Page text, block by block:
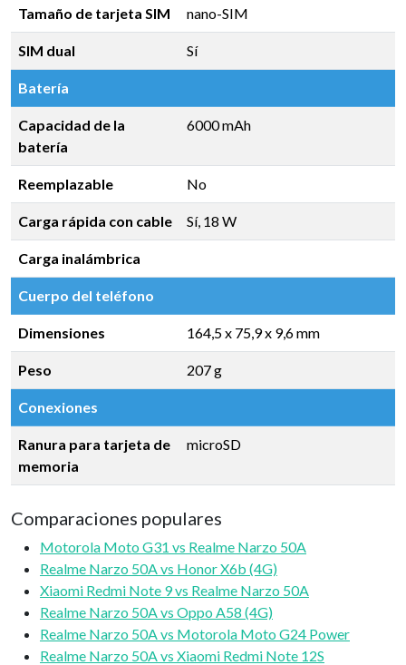
Tamaño de tarjeta SIM nano-SIM
SIM dual Sí
Batería
Capacidad de la
batería
6000 mAh
Reemplazable No
Carga rápida con cable Sí, 18 W
Carga inalámbrica
Cuerpo del teléfono
Dimensiones 164,5 x 75,9 x 9,6 mm
Peso 207 g
Conexiones
Ranura para tarjeta de
memoria
microSD
Comparaciones populares
Motorola Moto G31 vs Realme Narzo 50A
Realme Narzo 50A vs Honor X6b (4G)
Xiaomi Redmi Note 9 vs Realme Narzo 50A
Realme Narzo 50A vs Oppo A58 (4G)
Realme Narzo 50A vs Motorola Moto G24 Power
Realme Narzo 50A vs Xiaomi Redmi Note 12S